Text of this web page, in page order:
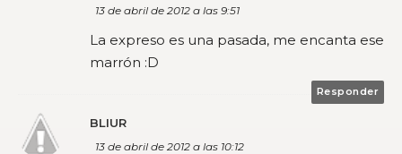
13 de abril de 2012 a las 9:51
La expreso es una pasada, me encanta ese
marrón :D
Responder
BLIUR
13 de abril de 2012 a las 10:12